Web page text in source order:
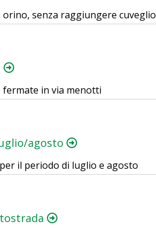
senza raggiungere cuveglio
in via menotti
agosto
il periodo di luglio e agosto